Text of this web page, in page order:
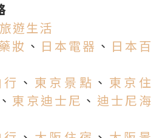
遊生活
妝 、 日本電器 、 日本百
、 東京景點 、 東京住
、 東京迪士尼 、 迪士尼海